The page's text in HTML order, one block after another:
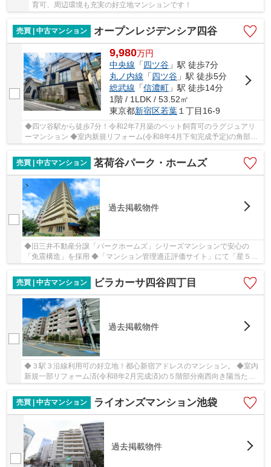
育可、周辺環境も充実の好立地マンションです！
売買 | 中古マンション オープンレジデンシア四谷
9,980万円
中央線 「四ツ谷 」駅 徒歩7分
丸ノ内線 「四ツ谷 」駅 徒歩5分
総武線 「信濃町 」駅 徒歩14分
1階 / 1LDK / 53.52㎡
東京都新宿区若葉１丁目16-9
◆四ツ谷駅から徒歩7分！令和2年7月築のペット飼育可のラグジュアリ
ーマンション ◆室内新規リフォーム(令和8年4月下旬完成予定)の角部屋
売買 | 中古マンション
茗荷谷パーク・ホームズ
過去掲載物件
◆旧三井不動産分譲「パークホームズ」シリーズマンションで安心の
「免震構造」を採用 ◆「マンション管理適正評価サイト」にて「星５
売買 | 中古マンション
ビラカーサ四谷四丁目
過去掲載物件
◆３駅３沿線利用可の好立地！都心新宿アドレスのマンション。 ◆室内
新規一部リフォーム済(令和8年2月完成済)の５階部分南西向き陽当たり
売買 | 中古マンション
ライオンズマンション池袋
過去掲載物件